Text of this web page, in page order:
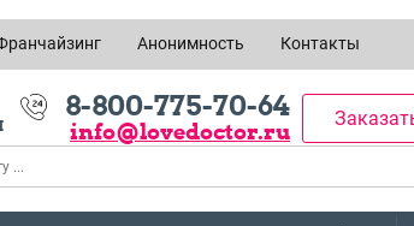
Анонимность Контакты
8-800-775-70-64
info@lovedoctor.ru